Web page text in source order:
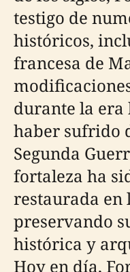
testigo de
históricos,
francesa de
durante la era
haber sufrido
Segunda
fortaleza ha
restaurada en
preservando
histórica y
Hoy en día,